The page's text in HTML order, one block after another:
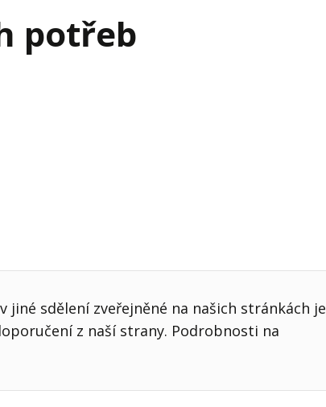
manažerů
potřeb
sdělení zveřejněné na našich stránkách je
z naší strany. Podrobnosti na